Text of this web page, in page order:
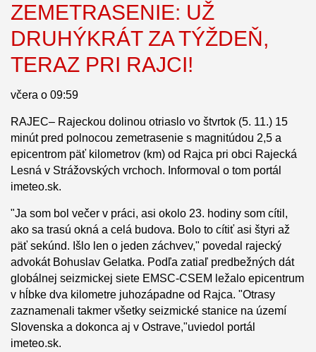
ZEMETRASENIE: UŽ
DRUHÝKRÁT ZA TÝŽDEŇ,
TERAZ PRI RAJCI!
včera o 09:59
RAJEC– Rajeckou dolinou otriaslo vo štvrtok (5. 11.) 15
minút pred polnocou zemetrasenie s magnitúdou 2,5 a
epicentrom päť kilometrov (km) od Rajca pri obci Rajecká
Lesná v Strážovských vrchoch. Informoval o tom portál
imeteo.sk.
"Ja som bol večer v práci, asi okolo 23. hodiny som cítil,
ako sa trasú okná a celá budova. Bolo to cítiť asi štyri až
päť sekúnd. Išlo len o jeden záchvev," povedal rajecký
advokát Bohuslav Gelatka. Podľa zatiaľ predbežných dát
globálnej seizmickej siete EMSC-CSEM ležalo epicentrum
v hĺbke dva kilometre juhozápadne od Rajca. "Otrasy
zaznamenali takmer všetky seizmické stanice na území
Slovenska a dokonca aj v Ostrave,"uviedol portál
imeteo.sk.